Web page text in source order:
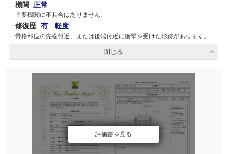
機関 正常
主要機関に不具合はありません。
修復歴 有 軽度
骨格部位の先端付近、または後端付近に衝撃を受けた形跡があります。
閉じる
評価書を見る